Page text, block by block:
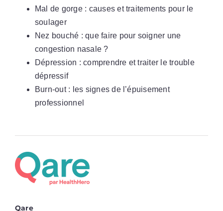
Mal de gorge : causes et traitements pour le
soulager
Nez bouché : que faire pour soigner une
congestion nasale ?
Dépression : comprendre et traiter le trouble
dépressif
Burn-out : les signes de l’épuisement
professionnel
Qare